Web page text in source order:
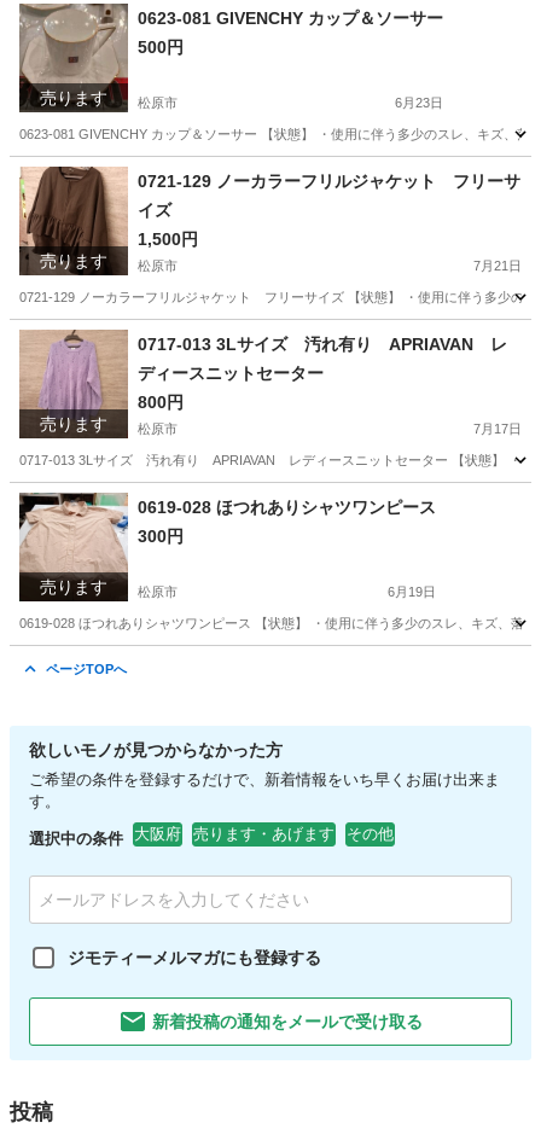
大阪 松原市
売ります
0623-081 GIVENCHY カップ＆ソーサー
500円
松原市 6月23日
0623-081 GIVENCHY カップ＆ソーサー 【状態】 ・使用に伴う多少のスレ、キズ、
大阪 松原市 GIVENCHY
売ります
0721-129 ノーカラーフリルジャケット フリーサ
イズ
1,500円
松原市 7月21日
0721-129 ノーカラーフリルジャケット フリーサイズ 【状態】 ・使用に伴う多少の
大阪 松原市 現地
売ります
0717-013 3Lサイズ 汚れ有り APRIAVAN レ
ディースニットセーター
800円
松原市 7月17日
0717-013 3Lサイズ 汚れ有り APRIAVAN レディースニットセーター 【状態】 ・使
大阪 松原市 現地
売ります
0619-028 ほつれありシャツワンピース
300円
松原市 6月19日
0619-028 ほつれありシャツワンピース 【状態】 ・使用に伴う多少のスレ、キズ、
ページTOPへ
欲しいモノが見つからなかった方
ご希望の条件を登録するだけで、新着情報をいち早くお届け出来ま
す。
選択中の条件 大阪府 売ります・あげます その他
ジモティーメルマガにも登録する
新着投稿の通知をメールで受け取る
投稿